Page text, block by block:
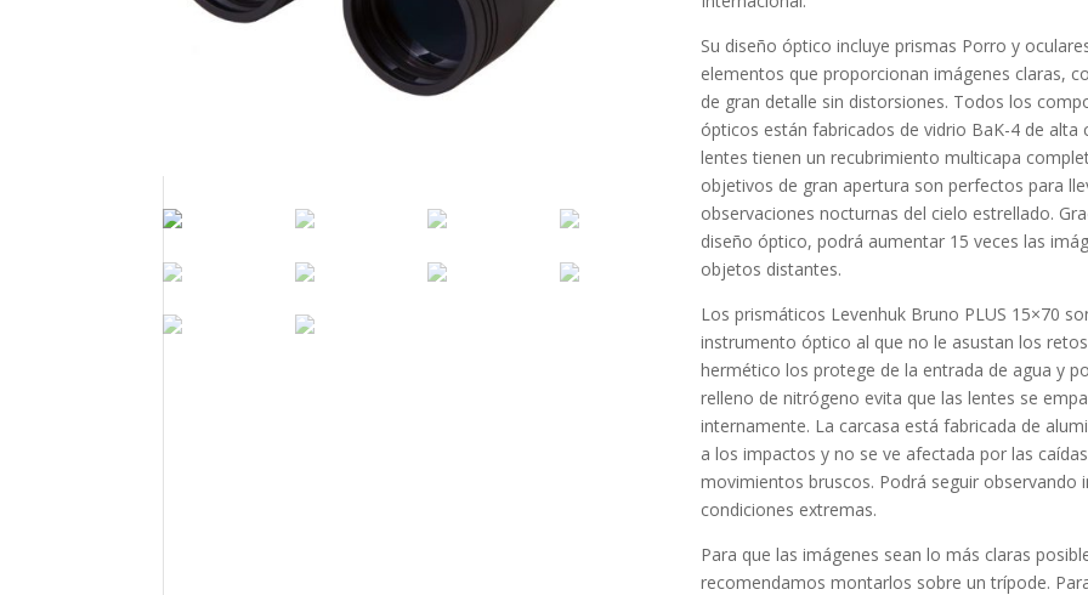
Su diseño óptico incluye prismas Porro y
elementos que proporcionan imágenes claras,
de gran detalle sin distorsiones. Todos los
ópticos están fabricados de vidrio BaK-4 de alta
lentes tienen un recubrimiento multicapa
objetivos de gran apertura son perfectos para
observaciones nocturnas del cielo estrellado.
diseño óptico, podrá aumentar 15 veces las
objetos distantes.
Los prismáticos Levenhuk Bruno PLUS 15×70
instrumento óptico al que no le asustan los
hermético los protege de la entrada de agua y
relleno de nitrógeno evita que las lentes se
internamente. La carcasa está fabricada de
a los impactos y no se ve afectada por las
movimientos bruscos. Podrá seguir observando
condiciones extremas.
Para que las imágenes sean lo más claras
recomendamos montarlos sobre un trípode.